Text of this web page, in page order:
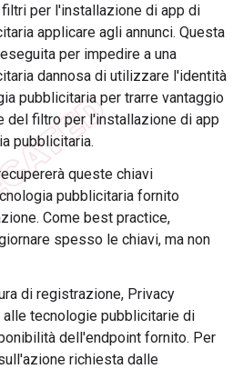
per l'installazione di app di
applicare agli annunci. Questa
per impedire a una
dannosa di utilizzare l'identità
pubblicitaria per trarre vantaggio
del filtro per l'installazione di app
pubblicitaria.
queste chiavi
pubblicitaria fornito
Come best practice,
spesso le chiavi, ma non
di registrazione, Privacy
alle tecnologie pubblicitarie di
dell'endpoint fornito. Per
richiesta dalle